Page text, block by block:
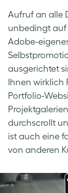
Aufruf an alle
unbedingt auf
Adobe-
ausgerichtet
Ihnen
Portfolio-
durchscrollt
ist auch eine
von anderen